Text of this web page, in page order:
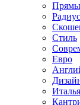
Стиль
Евро